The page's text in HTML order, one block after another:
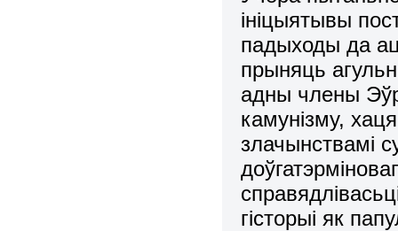
ініцыятывы
падыходы да
прыняць
адны члены
камунізму,
злачынствамі
гісторыі як